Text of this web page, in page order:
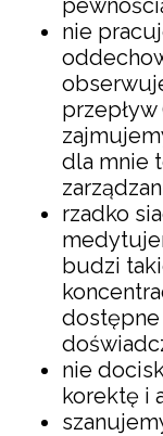
nie
przepływ
dla mnie
rzadko
budzi
dostępne
nie
korektę i